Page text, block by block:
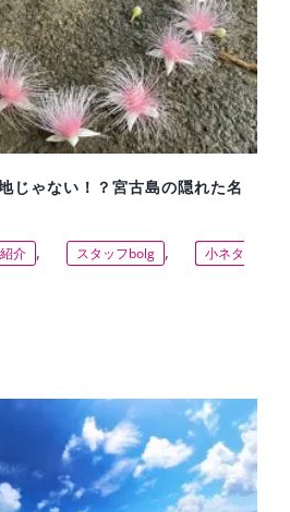
じゃない！？宮古島の隠れた名
介 , スタッフbolg ,
小ネタ